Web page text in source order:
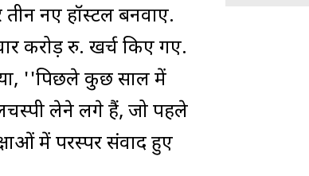
नए हॉस्टल बनवाए.
करोड़ रु. खर्च किए गए.
''पिछले कुछ साल में
लेने लगे हैं, जो पहले
में परस्पर संवाद हुए